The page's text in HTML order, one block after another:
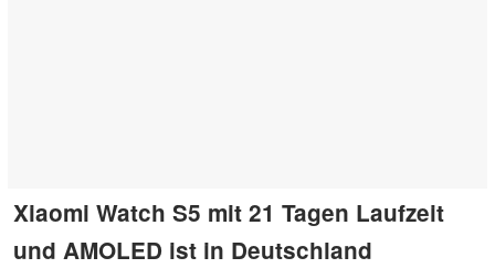
Xiaomi Watch S5 mit 21 Tagen Laufzeit
und AMOLED ist in Deutschland